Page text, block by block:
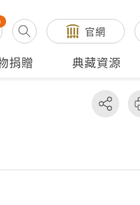
官網
捐贈 典藏資源
分享